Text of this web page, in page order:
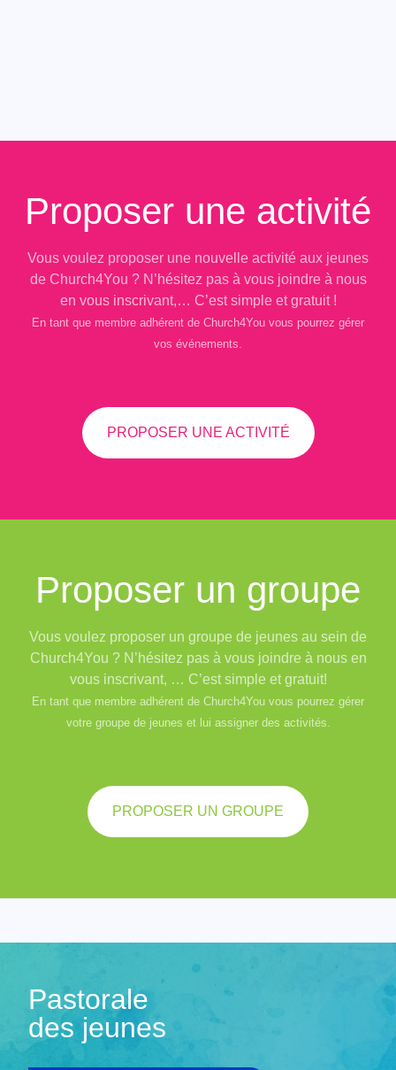
Proposer une activité
Vous voulez proposer une nouvelle activité aux jeunes
de Church4You ? N’hésitez pas à vous joindre à nous
en vous inscrivant,… C’est simple et gratuit !
En tant que membre adhérent de Church4You vous pourrez gérer
vos événements.
PROPOSER UNE ACTIVITÉ
Proposer un groupe
Vous voulez proposer un groupe de jeunes au sein de
Church4You ? N’hésitez pas à vous joindre à nous en
vous inscrivant, … C’est simple et gratuit!
En tant que membre adhérent de Church4You vous pourrez gérer
votre groupe de jeunes et lui assigner des activités.
PROPOSER UN GROUPE
Pastorale
des jeunes